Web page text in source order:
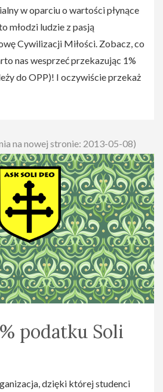
w oparciu o wartości płynące
młodzi ludzie z pasją
Cywilizacji Miłości. Zobacz, co
nas wesprzeć przekazując 1%
do OPP)! I oczywiście przekaż
na nowej stronie: 2013-05-08)
podatku Soli
dzięki której studenci